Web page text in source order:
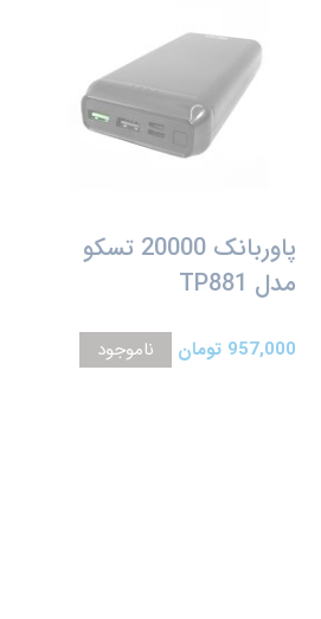
پاوربانک 20000 تسکو
مدل TP881
957,000 تومان ناموجود